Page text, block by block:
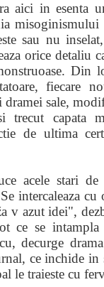
aici in esenta
misoginismului
sau nu
orice detaliu
Din
fiecare
sale,
trecut capata
de ultima
acele stari
intercaleaza
v azut idei",
ce se
decurge
ce inchide in
le traieste cu